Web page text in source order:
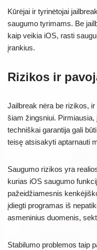
Kūrėjai ir tyrinėtojai
saugumo tyrimams. Be
kaip veikia iOS, rasti
įrankius.
Rizikos ir
Jailbreak nėra be rizikos,
šiam žingsniui. Pirmiausia,
techniškai garantija gali
teisę atsisakyti aptarnauti
Saugumo rizikos yra
kurias iOS saugumo
pažeidžiamesnis
įdiegti programas iš
asmeninius duomenis,
Stabilumo problemos taip